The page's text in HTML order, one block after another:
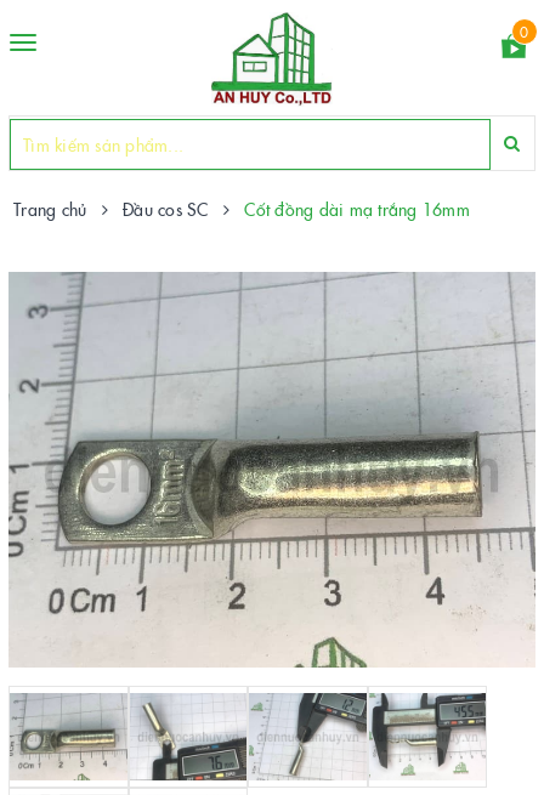
Toggle
0
Trang chủ Đầu cos SC Cốt đồng dài mạ trắng 16mm